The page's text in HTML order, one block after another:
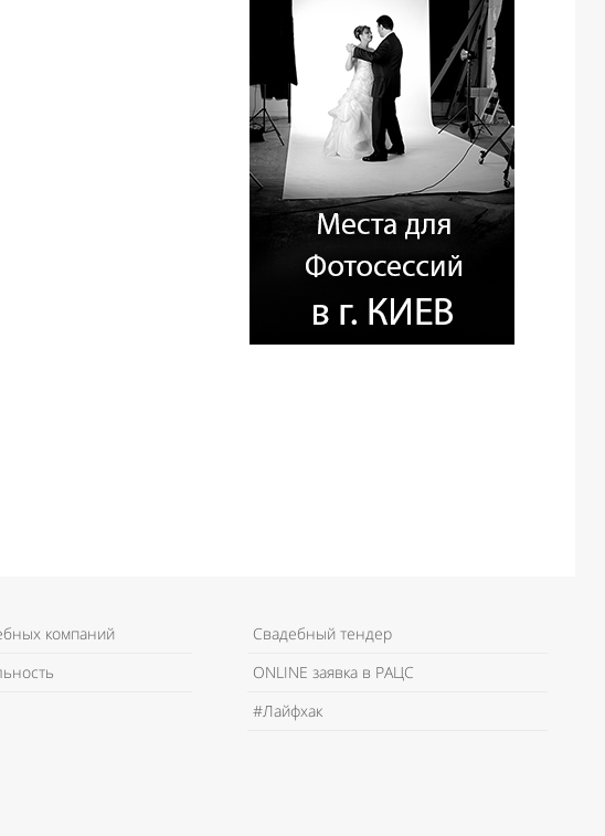
компаний
Свадебный тендер
ONLINE заявка в РАЦС
#Лайфхак